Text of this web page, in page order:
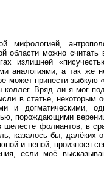
мифологией,
области можно
излишней
аналогиями, а так же
может принести зыбкую
коллег. Вряд ли я мог
в статье, некоторым
и догматическими,
порождающими
фолиантов, в
казалось бы, далёких
и пеной, произнося
если моё